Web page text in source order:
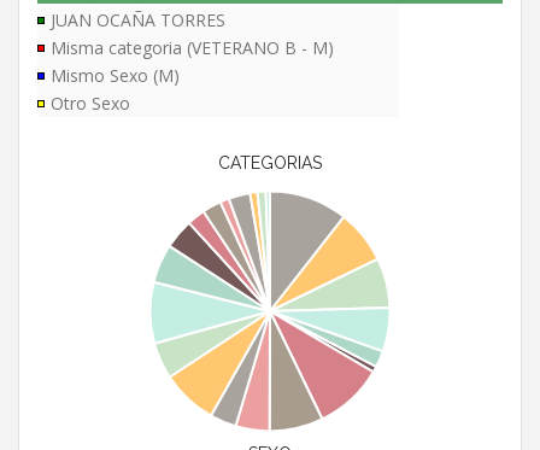
JUAN OCAÑA TORRES
Misma categoria (VETERANO B - M)
Mismo Sexo (M)
Otro Sexo
CATEGORIAS